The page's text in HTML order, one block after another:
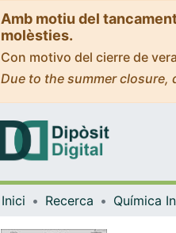
Amb motiu del
molèsties.
Con motivo del cierre de
Due to the summer
Inici Recerca